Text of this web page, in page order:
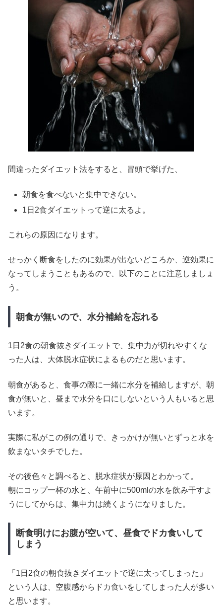
間違ったダイエット法をすると、冒頭で挙げた、
朝食を食べないと集中できない。
1日2食ダイエットって逆に太るよ。
これらの原因になります。
せっかく断食をしたのに効果が出ないどころか、逆効果に
なってしまうこともあるので、以下のことに注意しましょ
う。
朝食が無いので、水分補給を忘れる
1日2食の朝食抜きダイエットで、集中力が切れやすくな
った人は、大体脱水症状によるものだと思います。
朝食があると、食事の際に一緒に水分を補給しますが、朝
食が無いと、昼まで水分を口にしないという人もいると思
います。
実際に私がこの例の通りで、きっかけが無いとずっと水を
飲まないタチでした。
その後色々と調べると、脱水症状が原因とわかって。
朝にコップ一杯の水と、午前中に500mlの水を飲み干すよ
うにしてからは、集中力は続くようになりました。
断食明けにお腹が空いて、昼食でドカ食いして
しまう
「1日2食の朝食抜きダイエットで逆に太ってしまった」
という人は、空腹感からドカ食いをしてしまった人が多い
と思います。